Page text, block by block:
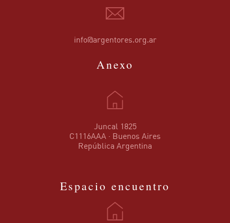
info@argentores.org.ar
Anexo
Juncal 1825
C1116AAA · Buenos Aires
República Argentina
Espacio encuentro